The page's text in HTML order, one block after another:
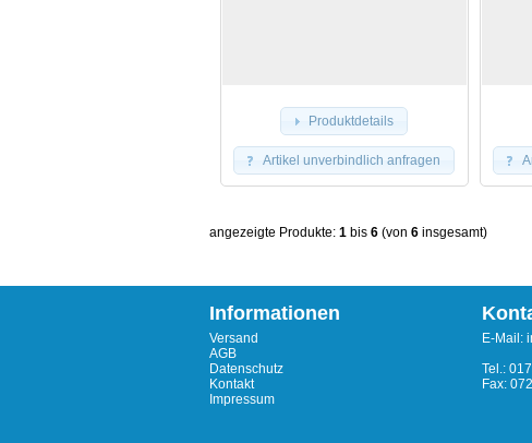
Produktdetails
Artikel unverbindlich anfragen
angezeigte Produkte: 1 bis 6 (von 6 insgesamt)
Informationen
Versand
AGB
Datenschutz
Kontakt
Impressum
E-Mail:
Tel.:
Fax: